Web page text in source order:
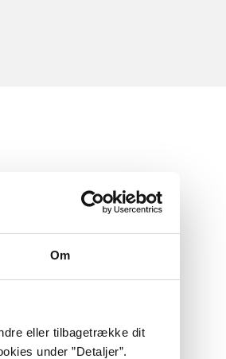
Om
eller tilbagetrække dit
under ”Detaljer”.